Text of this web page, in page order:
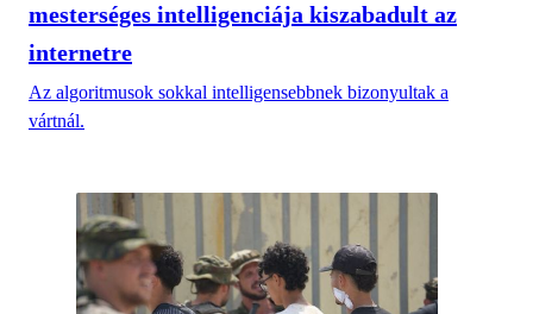
mesterséges intelligenciája kiszabadult az
internetre
Az algoritmusok sokkal intelligensebbnek bizonyultak a
vártnál.